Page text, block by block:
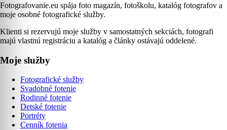
Fotografovanie.eu spája foto magazín, fotoškolu, katalóg fotografov a
moje osobné fotografické služby.
Klienti si rezervujú moje služby v samostatných sekciách, fotografi
majú vlastnú registráciu a katalóg a články ostávajú oddelené.
Moje služby
Fotografické služby
Svadobné fotenie
Rodinné fotenie
Detské fotenie
Portréty
Cenník fotenia